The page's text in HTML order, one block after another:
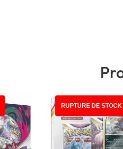
RUPTURE DE STOCK